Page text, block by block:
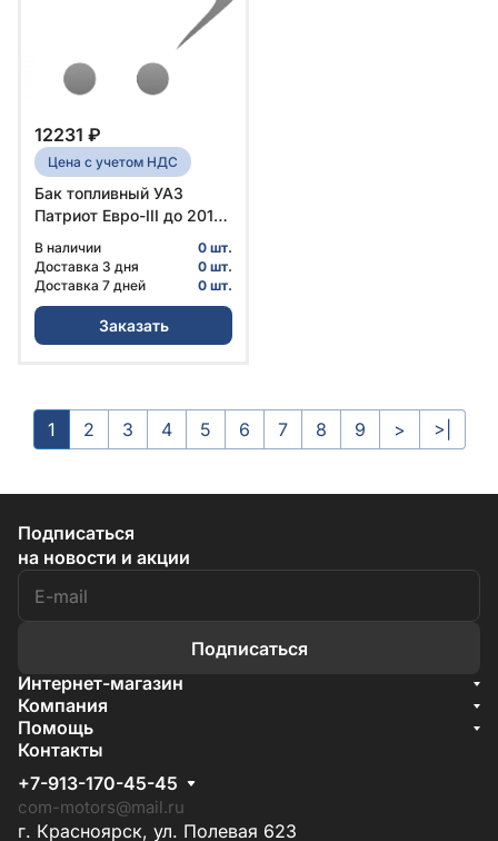
12231 ₽
Цена с учетом НДС
Бак топливный УАЗ
Патриот Евро-III до 2017
Оригинал № 316020-
1101009-01 | УАЗ
В наличии
0 шт.
Доставка 3 дня
0 шт.
Доставка 7 дней
0 шт.
Заказать
1 2 3 4 5 6 7 8 9 > >|
Подписаться
на новости и акции
Подписаться
Интернет-магазин
Акции
Бренды
Компания
О компании
Документы
Условия поставки
Отзывы
Помощь
Условия доставки
Способы оплаты
Гарантия на товар
Контакты
+7-913-170-45-45
com-motors@mail.ru
г. Красноярск, ул. Полевая 623